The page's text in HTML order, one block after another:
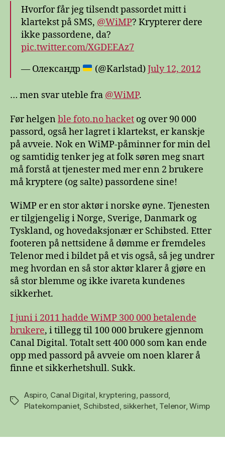
Hvorfor får jeg tilsendt passordet mitt i
klartekst på SMS, @WiMP? Krypterer dere
ikke passordene, da?
pic.twitter.com/XGDEEAz7
— Олександр
(@Karlstad)July 12, 2012
… men svar uteble fra @WiMP.
Før helgen ble foto.no hacket og over 90 000
passord, også her lagret i klartekst, er kanskje
på avveie. Nok en WiMP-påminner for min del
og samtidig tenker jeg at folk søren meg snart
må forstå at tjenester med mer enn 2 brukere
må kryptere (og salte) passordene sine!
WiMP er en stor aktør i norske øyne. Tjenesten
er tilgjengelig i Norge, Sverige, Danmark og
Tyskland, og hovedaksjonær er Schibsted. Etter
footeren på nettsidene å dømme er fremdeles
Telenor med i bildet på et vis også, så jeg undrer
meg hvordan en så stor aktør klarer å gjøre en
så stor blemme og ikke ivareta kundenes
sikkerhet.
I juni i 2011 hadde WiMP 300 000 betalende
brukere, i tillegg til 100 000 brukere gjennom
Canal Digital. Totalt sett 400 000 som kan ende
opp med passord på avveie om noen klarer å
finne et sikkerhetshull. Sukk.
Stikkord
Aspiro, Canal Digital kryptering passord
Platekompaniet, Schibsted sikkerhet, Telenor,Wimp